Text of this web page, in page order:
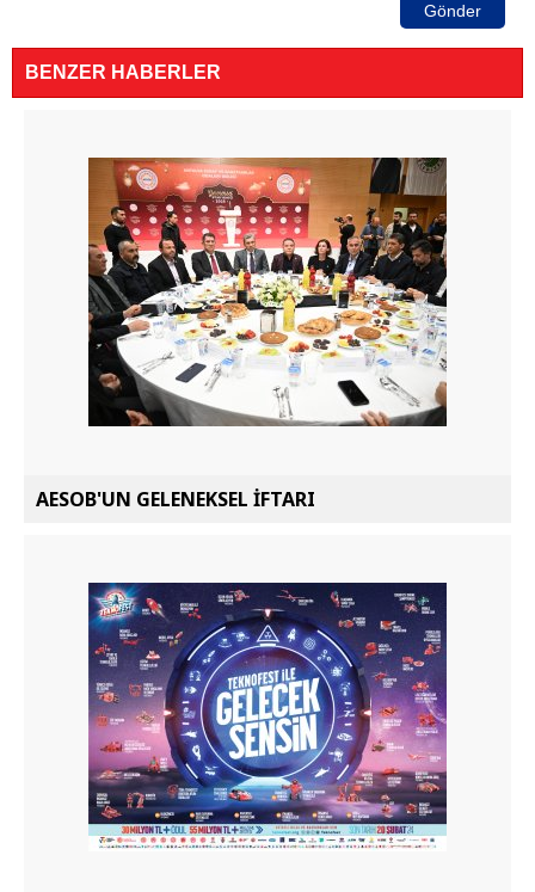
Gönder
BENZER HABERLER
AESOB'UN GELENEKSEL İFTARI